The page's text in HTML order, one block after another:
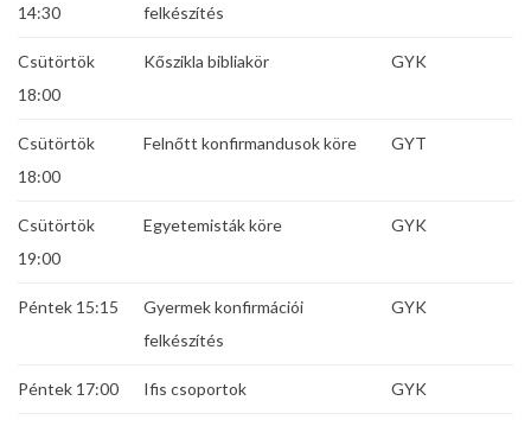
14:30
felkészítés
Csütörtök
18:00
Kőszikla bibliakör GYK
Csütörtök
18:00
Felnőtt konfirmandusok köre GYT
Csütörtök
19:00
Egyetemisták köre GYK
Péntek 15:15
Gyermek konfirmációi
felkészítés
GYK
Péntek 17:00 Ifis csoportok GYK